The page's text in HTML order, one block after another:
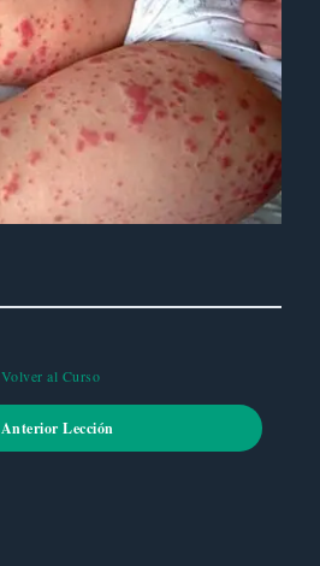
Anterior Lección
Volver al Curso